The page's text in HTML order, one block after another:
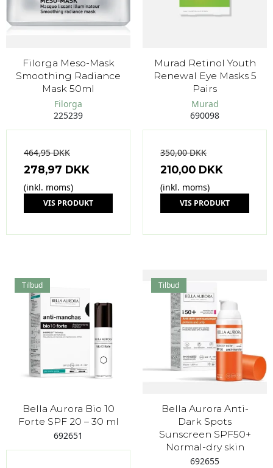
Filorga Meso-Mask
Smoothing Radiance
Mask 50ml
Filorga
225239
464,95 DKK
278,97 DKK
(inkl. moms)
VIS PRODUKT
Murad Retinol Youth
Renewal Eye Masks 5
Pairs
Murad
690098
350,00 DKK
210,00 DKK
(inkl. moms)
VIS PRODUKT
Tilbud
Bella Aurora Bio 10
Forte SPF 20 – 30 ml
692651
Tilbud
Bella Aurora Anti-
Dark Spots
Sunscreen SPF50+
Normal-dry skin
692655